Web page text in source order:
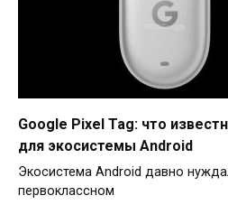
Google Pixel Tag: что
для экосистемы Android
Экосистема Android давно
первоклассном